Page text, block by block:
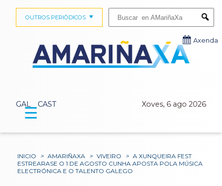
GAL CAST Xoves, 6 ago 2026
OUTROS PERIÓDICOS
Axenda
☰
INICIO > AMARIÑAXA > VIVEIRO > A XUNQUEIRA FEST
ESTREARASE O 1 DE AGOSTO CUNHA APOSTA POLA MÚSICA
ELECTRÓNICA E O TALENTO GALEGO